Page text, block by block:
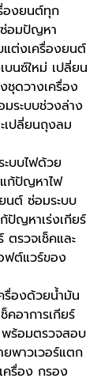
องยนต์ทุก
อมปัญหา
แต่งเครื่องยนต์
บนซ์ใหม่ เปลี่ยน
ชุดวางเครื่อง
มระบบช่วงล่าง
เปลี่ยนถุงลม
บบไฟด้วย
ก้ปัญหาไฟ
นต์ ซ่อมระบบ
ญหาเร่งเกียร์
ตรวจเช็คและ
ฟต์แวร์ของ
องด้วยน้ำมัน
อาการเกียร์
พร้อมตรวจสอบ
พาวเวอร์แตก
ครื่อง กรอง